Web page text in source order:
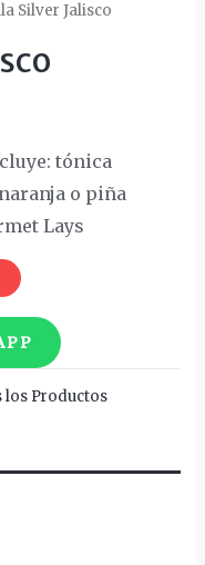
Silver Jalisco
tónica
o piña
Lays
los Productos